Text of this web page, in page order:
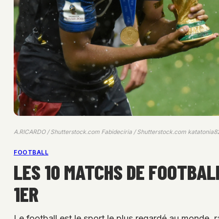
A.RICARDO / Shutterstock.com Fabideciria / Shutterstock.com
FOOTBALL
LES 10 MATCHS DE
1ER